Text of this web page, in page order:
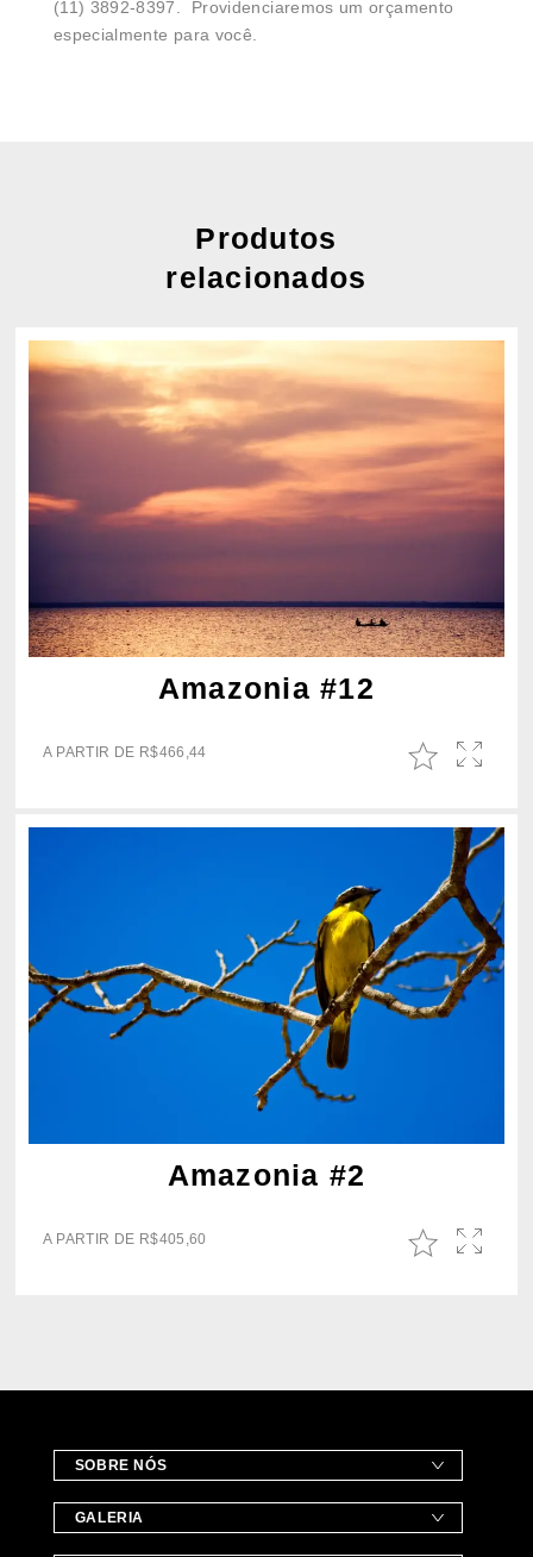
(11) 3892-8397. Providenciaremos um orçamento
especialmente para você.
Produtos
relacionados
Amazonia #12
A PARTIR DE R$466,44
Amazonia #2
A PARTIR DE R$405,60
SOBRE NÓS
GALERIA